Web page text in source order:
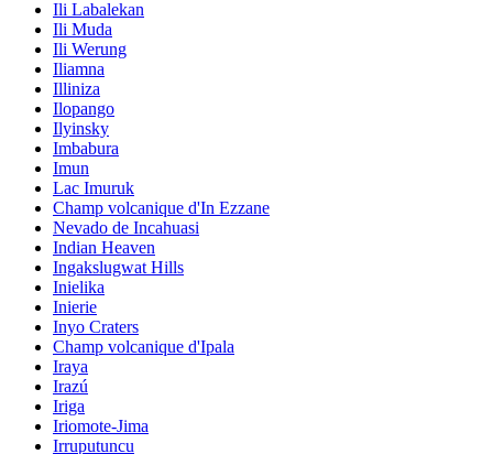
Ili Labalekan
Ili Muda
Ili Werung
Iliamna
Illiniza
Ilopango
Ilyinsky
Imbabura
Imun
Lac Imuruk
Champ volcanique d'In Ezzane
Nevado de Incahuasi
Indian Heaven
Ingakslugwat Hills
Inielika
Inierie
Inyo Craters
Champ volcanique d'Ipala
Iraya
Irazú
Iriga
Iriomote-Jima
Irruputuncu